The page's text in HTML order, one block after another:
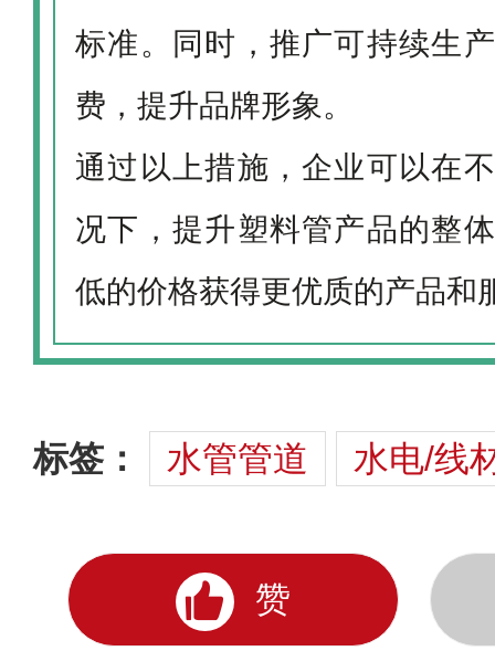
标准。同时，推广可持续生
费，提升品牌形象。
通过以上措施，企业可以在
况下，提升塑料管产品的整
低的价格获得更优质的产品和
标签： 水管管道 水电/线
赞